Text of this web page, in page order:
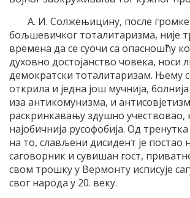
А. И. Солжењицину, после громке
бољшевичког тоталитаризма, није
времена да се суочи са опасношћу
духовно достојанство човека, носи
демократски тоталитаризам. Њему
открила и једна још мучнија,
иза антикомунизма, и
раскринкавању здушно учествовао,
најобичнија русофобија. Од тренутка
на то, слављени дисидент је
саговорник и сувишан гост,
свом трошку у Вермонту исписује
свог народа у 20. веку.